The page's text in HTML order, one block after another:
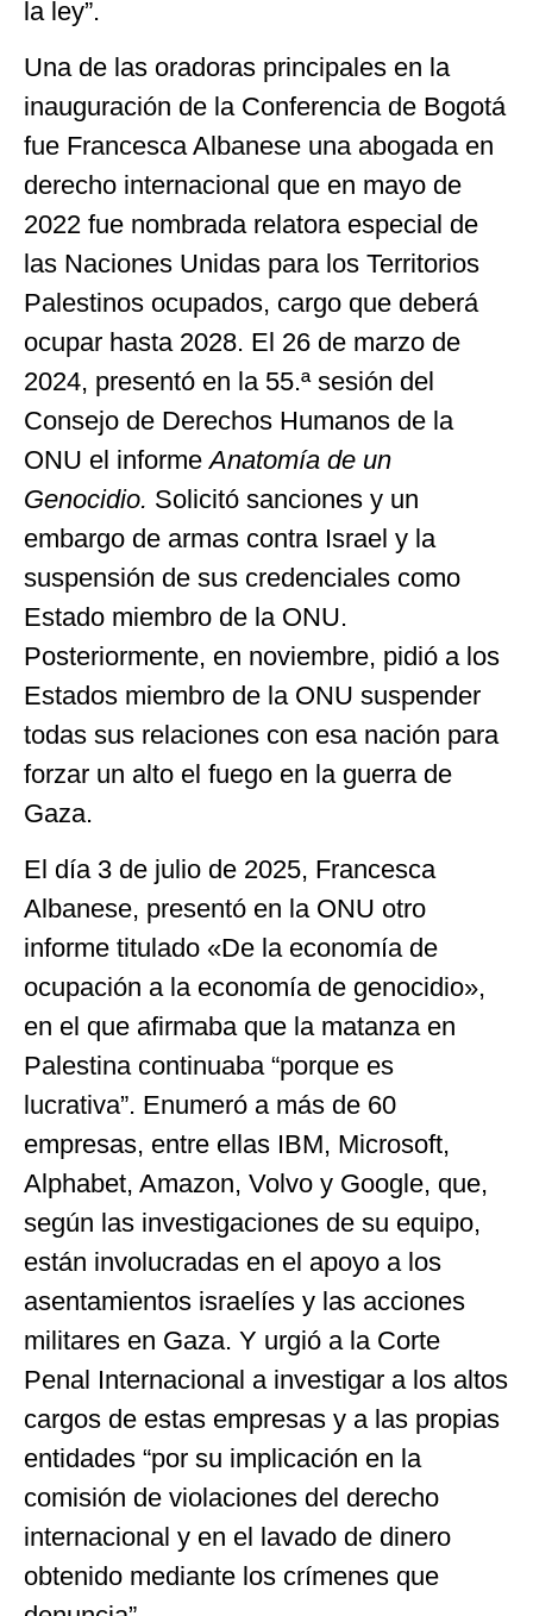
la ley”.
Una de las oradoras principales en la
inauguración de la Conferencia de Bogotá
fue Francesca Albanese una abogada en
derecho internacional que en mayo de
2022 fue nombrada relatora especial de
las Naciones Unidas para los Territorios
Palestinos ocupados, cargo que deberá
ocupar hasta 2028. El 26 de marzo de
2024, presentó en la 55.ª sesión del
Consejo de Derechos Humanos de la
ONU el informeAnatomía de un
Genocidio. Solicitó sanciones y un
embargo de armas contra Israel y la
suspensión de sus credenciales como
Estado miembro de la ONU.
Posteriormente, en noviembre, pidió a los
Estados miembro de la ONU suspender
todas sus relaciones con esa nación para
forzar un alto el fuego en la guerra de
Gaza.
El día 3 de julio de 2025, Francesca
Albanese, presentó en la ONU otro
informe titulado «De la economía de
ocupación a la economía de genocidio»,
en el que afirmaba que la matanza en
Palestina continuaba “porque es
lucrativa”. Enumeró a más de 60
empresas, entre ellas IBM, Microsoft,
Alphabet, Amazon, Volvo y Google, que,
según las investigaciones de su equipo,
están involucradas en el apoyo a los
asentamientos israelíes y las acciones
militares en Gaza. Y urgió a la Corte
Penal Internacional a investigar a los altos
cargos de estas empresas y a las propias
entidades “por su implicación en la
comisión de violaciones del derecho
internacional y en el lavado de dinero
obtenido mediante los crímenes que